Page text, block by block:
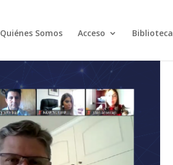
Quiénes Somos Acceso Biblioteca